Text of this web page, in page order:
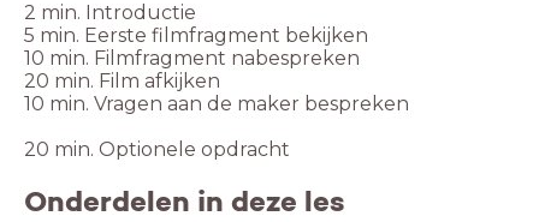
2 min. Introductie
5 min. Eerste filmfragment bekijken
10 min. Filmfragment nabespreken
20 min. Film afkijken
10 min. Vragen aan de maker bespreken
20 min. Optionele opdracht
Onderdelen in deze les